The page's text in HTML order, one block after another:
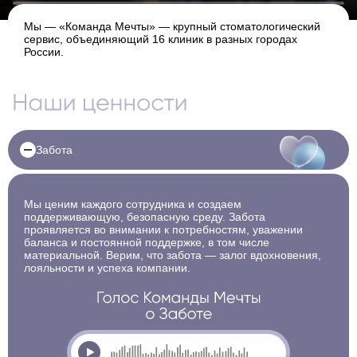
Мы — «Команда Мечты» — крупный стоматологический
сервис, объединяющий 16 клиник в разных городах
России.
Наши ценности
Показать/скрыть подробности
Забота
Мы ценим каждого сотрудника и создаем
поддерживающую, безопасную среду. Забота
проявляется во внимании к потребностям, уважении
баланса и постоянной поддержке, в том числе
материальной. Верим, что забота — залог вдохновения,
лояльности и успеха компании.